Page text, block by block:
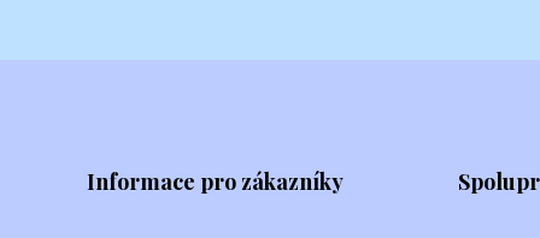
Informace pro zákazníky